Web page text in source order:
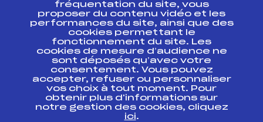
Ressources
Pass’Neige
Projet sportif fédéral
Projet de performance fédéral
Antidopage
Pôle Développement, Formation, Suivi
Scientifique
Listes ministérielles
Pôle vie de l’athlète
fréquentation du site, vous
proposer du contenu vidéo et les
performances du site, ainsi que des
cookies permettant le
fonctionnement du site. Les
cookies de mesure d’audience ne
sont déposés qu’avec votre
consentement. Vous pouvez
accepter, refuser ou personnaliser
vos choix à tout moment. Pour
obtenir plus d'informations sur
notre gestion des cookies, cliquez
ici.